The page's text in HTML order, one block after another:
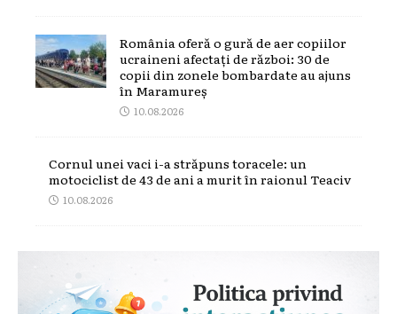
România oferă o gură de aer copiilor
ucraineni afectați de război: 30 de
copii din zonele bombardate au ajuns
în Maramureș
10.08.2026
Cornul unei vaci i-a străpuns toracele: un
motociclist de 43 de ani a murit în raionul Teaciv
10.08.2026